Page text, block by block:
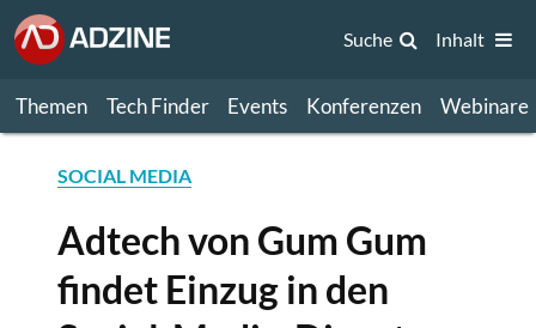
Themen Tech Finder Events Konferenzen Webinare
Suche Inhalt
SOCIAL MEDIA
Adtech von Gum Gum
findet Einzug in den